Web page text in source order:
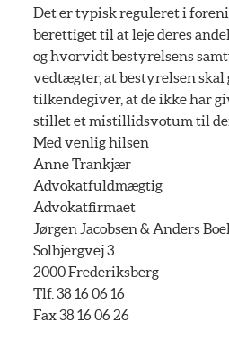
Det er typisk reguleret i
berettiget til at leje deres
og hvorvidt bestyrelsens
vedtægter, at bestyrelsen
tilkendegiver, at de ikke har
stillet et mistillidsvotum til
Med venlig hilsen
Anne Trankjær
Advokatfuldmægtig
Advokatfirmaet
Jørgen Jacobsen & Anders
Solbjergvej 3
2000 Frederiksberg
Tlf. 38 16 06 16
Fax 38 16 06 26